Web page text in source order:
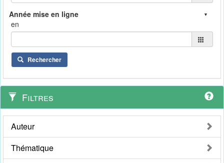
en
Rechercher
Filtres
Auteur
Thématique